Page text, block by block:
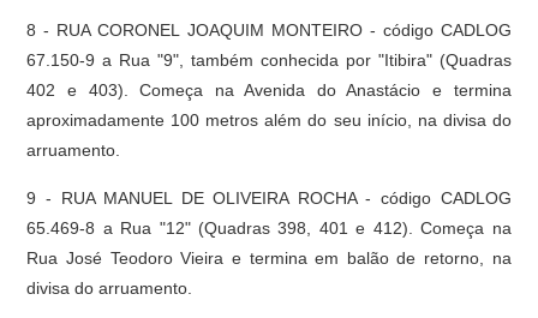
8 - RUA CORONEL JOAQUIM MONTEIRO - código CADLOG
67.150-9 a Rua "9", também conhecida por "Itibira" (Quadras
402 e 403). Começa na Avenida do Anastácio e termina
aproximadamente 100 metros além do seu início, na divisa do
arruamento.
9 - RUA MANUEL DE OLIVEIRA ROCHA - código CADLOG
65.469-8 a Rua "12" (Quadras 398, 401 e 412). Começa na
Rua José Teodoro Vieira e termina em balão de retorno, na
divisa do arruamento.